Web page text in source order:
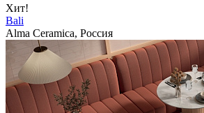
Хит!
Bali
Alma Ceramica, Россия